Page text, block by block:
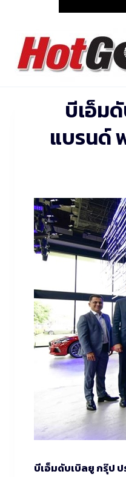
content
บีเอ็ม
แบรนด์
บีเอ็มดับเบิลยู กรุ๊ป